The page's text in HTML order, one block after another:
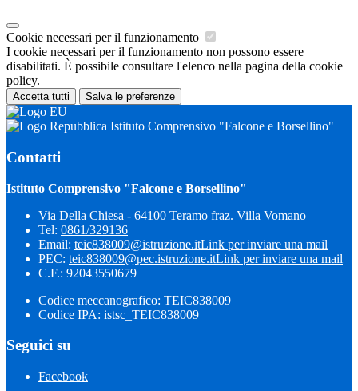
Cookie necessari per il funzionamento
I cookie necessari per il funzionamento non possono essere
disabilitati. È possibile consultare l'elenco nella pagina della cookie
policy.
Accetta tutti Salva le preferenze
Istituto Comprensivo "Falcone e Borsellino"
Contatti
Istituto Comprensivo "Falcone e Borsellino"
Via Della Chiesa - 64100 Teramo fraz. Villa Vomano
Tel: 0861/329136
Email: teic838009@istruzione.itLink per inviare una mail
PEC: teic838009@pec.​istruzione.itLink per inviare una mail
C.F.: 92043550679
Codice meccanografico: TEIC838009
Codice IPA: istsc_TEIC838009
Seguici su
Facebook